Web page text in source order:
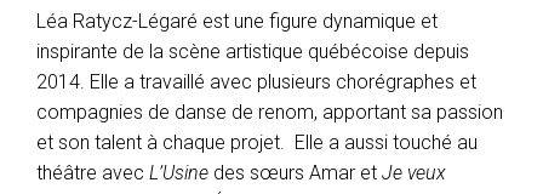
Léa Ratycz-Légaré est une figure dynamique et
inspirante de la scène artistique québécoise depuis
2014. Elle a travaillé avec plusieurs chorégraphes et
compagnies de danse de renom, apportant sa passion
et son talent à chaque projet. Elle a aussi touché au
théâtre avec L’Usine des sœurs Amar et Je veux